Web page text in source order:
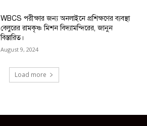
WBCS পরীক্ষার জন্য অনলাইনে প্রশিক্ষণের ব্যবস্থা
বেলুরের রামকৃষ্ণ মিশন বিদ্যামন্দিরের, জানুন
বিস্তারিত।
August 9, 2024
Load more